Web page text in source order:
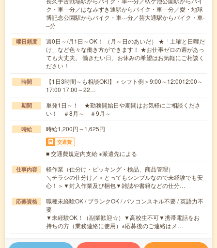
ク・車---分／はなみずき通駅からバイク・車---分／愛・地球
博記念公園駅からバイク・車---分／芸大通駅からバイク・車-
--分
曜日頻度
週0日～/月1日～OK！ （月～日のあいだ） ★「土曜と日曜だ
け」など色々な働き方ができます！ ★お仕事ゼロの週があっ
ても大丈夫。 働きたい日、お休みの希望はお気軽にご相談く
ださい！
時間
【1日3時間～も相談OK!】＜シフト例＞9:00～12:0012:00～
17:00 17:00～22…
期間
単発1日～！ ★勤務開始日や期間はお気軽にご相談くださ
い！ ＃8月～ ＃9月～
時給 時給1,200円～1,625円
交通費
■ 交通費規定内支給 ※派遣先による
仕事内容
軽作業（仕分け・ピッキング・検品、商品管理）
＼チラシの仕分け／＜とってもシンプルなので未経験でも安
心！＞▼封入作業及び梱包▼雑誌や書籍などの仕分…
応募資格
職種未経験OK / ブランクOK / パソコンスキル不要 / 英語力不
要
▼未経験OK！（副業歓迎☆）▼高校生不可▼携帯電話をお
持ちの方（業務連絡に使用）※応募後のご連絡はメ…